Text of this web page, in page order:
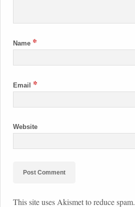
Name *
Email *
Website
This site uses Akismet to reduce spam.